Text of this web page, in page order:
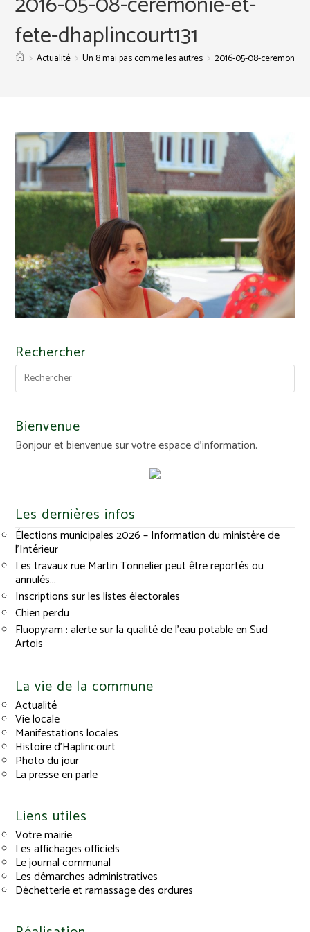
fete-dhaplincourt131
> Actualité > Un 8 mai pas comme les autres > 2016-05-08-ceremonie-
Rechercher
Bienvenue
Bonjour et bienvenue sur votre espace d'information.
Les dernières infos
Élections municipales 2026 – Information du ministère de
l’Intérieur
Les travaux rue Martin Tonnelier peut être reportés ou
annulés…
Inscriptions sur les listes électorales
Chien perdu
Fluopyram : alerte sur la qualité de l’eau potable en Sud
Artois
La vie de la commune
Actualité
Vie locale
Manifestations locales
Histoire d’Haplincourt
Photo du jour
La presse en parle
Liens utiles
Votre mairie
Les affichages officiels
Le journal communal
Les démarches administratives
Déchetterie et ramassage des ordures